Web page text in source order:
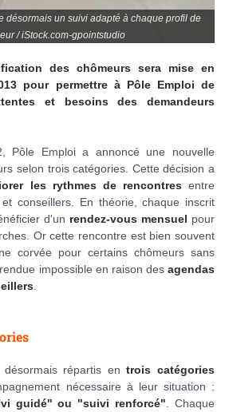
désormais un suivi adapté à chaque profil de
/ iStock.com-gpointstudio
des chômeurs sera mise en
pour permettre à Pôle Emploi de
et besoins des demandeurs
Pôle Emploi a annoncé une nouvelle
selon trois catégories. Cette décision a
les rythmes de rencontresentre
conseillers. En théorie, chaque inscrit
d'un rendez-vous mensuel pour
Or cette rencontre est bien souvent
corvée pour certains chômeurs sans
impossible en raison des agendas
désormais répartis entrois catégories
nécessaire à leur situation :
guidé" ou "suivi renforcé" . Chaque